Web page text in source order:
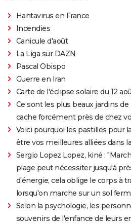
Hantavirus en France
Incendies
Canicule d'août
La Liga sur DAZN
Pascal Obispo
Guerre en Iran
Carte de l'éclipse solaire du 12
Ce sont les plus beaux jardins
cache forcément près de chez
Voici pourquoi les pastilles pour
être vos meilleures alliées dans
Sergio Lopez Lopez, kiné :
plage peut nécessiter jusqu'à
d'énergie, cela oblige le corps à
lorsqu'on marche sur un sol
Selon la psychologie, les
souvenirs de l'enfance de leurs